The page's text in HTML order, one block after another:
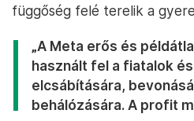
függőség felé terelik a
„A Meta erős és
használt fel a fiatalok
elcsábítására,
behálózására. A profit